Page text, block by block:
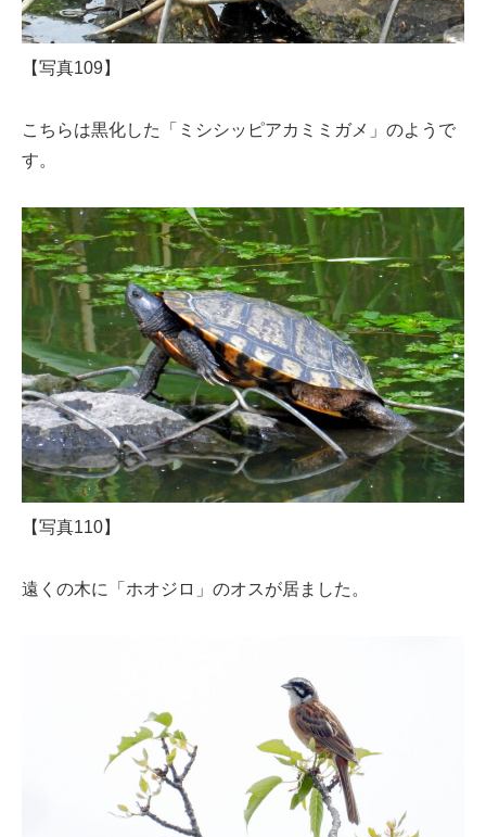
【写真109】
こちらは黒化した「ミシシッピアカミミガメ」のようで
す。
【写真110】
遠くの木に「ホオジロ」のオスが居ました。